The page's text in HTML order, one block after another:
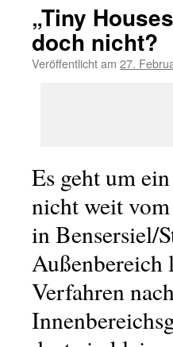
„Tiny
doch nicht?
Veröffentlicht am 27.
Es geht um
nicht weit vom
in Bensersiel/
Außenbereich
Verfahren